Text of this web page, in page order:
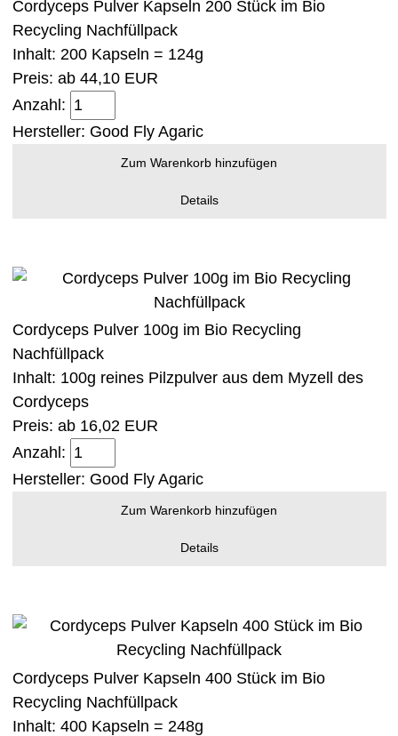
Cordyceps Pulver Kapseln 200 Stück im Bio
Recycling Nachfüllpack
Inhalt: 200 Kapseln = 124g
Preis: ab 44,10 EUR
Anzahl:
Hersteller: Good Fly Agaric
Zum Warenkorb hinzufügen
Details
Cordyceps Pulver 100g im Bio Recycling
Nachfüllpack
Inhalt: 100g reines Pilzpulver aus dem Myzell des
Cordyceps
Preis: ab 16,02 EUR
Anzahl:
Hersteller: Good Fly Agaric
Zum Warenkorb hinzufügen
Details
Cordyceps Pulver Kapseln 400 Stück im Bio
Recycling Nachfüllpack
Inhalt: 400 Kapseln = 248g